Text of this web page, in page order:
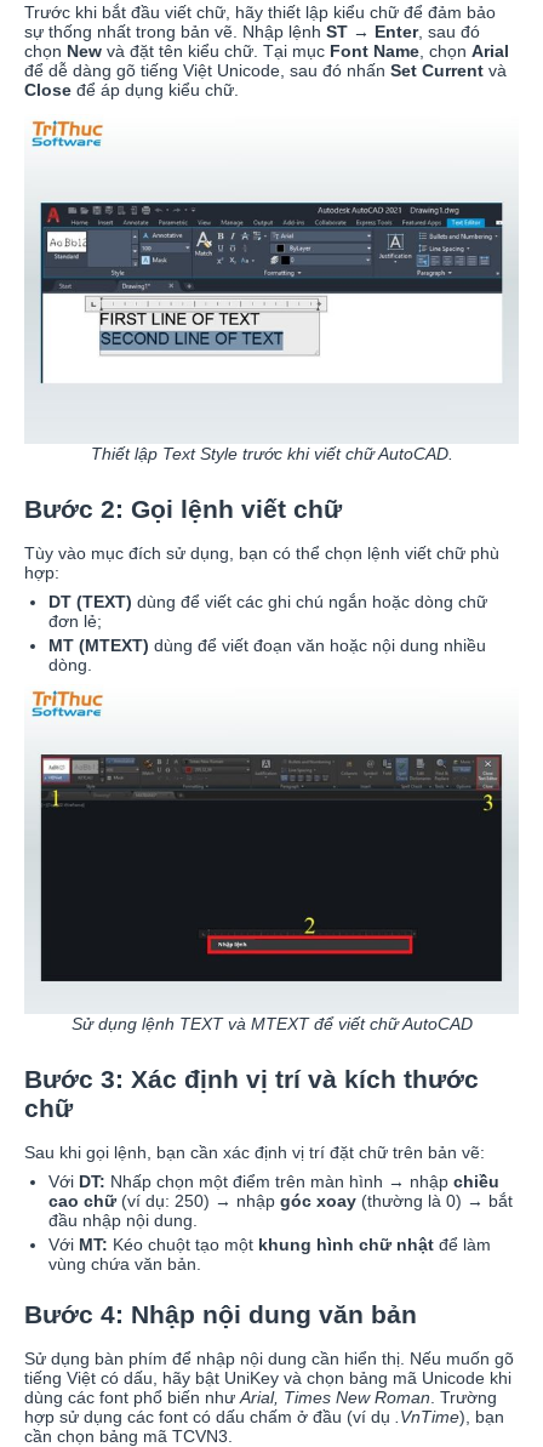
Trước khi bắt đầu viết chữ, hãy thiết lập kiểu chữ để đảm bảo
sự thống nhất trong bản vẽ. Nhập lệnh ST → Enter, sau đó
chọn New và đặt tên kiểu chữ. Tại mục Font Name , chọn Arial
để dễ dàng gõ tiếng Việt Unicode, sau đó nhấn Set Current và
Close để áp dụng kiểu chữ.
Thiết lập Text Style trước khi viết chữ AutoCAD.
Bước 2: Gọi lệnh viết chữ
Tùy vào mục đích sử dụng, bạn có thể chọn lệnh viết chữ phù
hợp:
DT (TEXT) dùng để viết các ghi chú ngắn hoặc dòng chữ
đơn lẻ;
MT (MTEXT) dùng để viết đoạn văn hoặc nội dung nhiều
dòng.
Sử dụng lệnh TEXT và MTEXT để viết chữ AutoCAD
Bước 3: Xác định vị trí và kích thước
chữ
Sau khi gọi lệnh, bạn cần xác định vị trí đặt chữ trên bản vẽ:
Với DT: Nhấp chọn một điểm trên màn hình → nhập chiều
cao chữ(ví dụ: 250) → nhập góc xoay (thường là 0) → bắt
đầu nhập nội dung.
Với MT: Kéo chuột tạo một khung hình chữ nhật để làm
vùng chứa văn bản.
Bước 4: Nhập nội dung văn bản
Sử dụng bàn phím để nhập nội dung cần hiển thị. Nếu muốn gõ
tiếng Việt có dấu, hãy bật UniKey và chọn bảng mã Unicode khi
dùng các font phổ biến như Arial, Times New Roman . Trường
hợp sử dụng các font có dấu chấm ở đầu (ví dụ
.VnTime), bạn
cần chọn bảng mã TCVN3.